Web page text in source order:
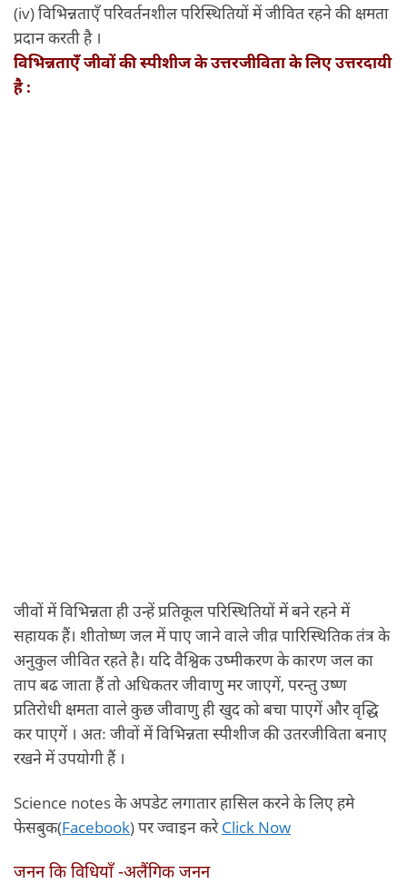
(iv) विभिन्नताएँ परिवर्तनशील परिस्थितियों में जीवित रहने की क्षमता
प्रदान करती है ।
विभिन्नताएँ जीवों की स्पीशीज के उत्तरजीविता के लिए उत्तरदायी
है :
जीवों में विभिन्नता ही उन्हें प्रतिकूल परिस्थितियों में बने रहने में
सहायक हैं। शीतोष्ण जल में पाए जाने वाले जीव़ पारिस्थितिक तंत्र के
अनुकुल जीवित रहते है। यदि वैश्विक उष्मीकरण के कारण जल का
ताप बढ जाता हैं तो अधिकतर जीवाणु मर जाएगें, परन्तु उष्ण
प्रतिरोधी क्षमता वाले कुछ जीवाणु ही खुद को बचा पाएगें और वृद्धि
कर पाएगें । अतः जीवों में विभिन्नता स्पीशीज की उतरजीविता बनाए
रखने में उपयोगी हैं ।
Science notes के अपडेट लगातार हासिल करने के लिए हमे
फेसबुक(Facebook) पर ज्वाइन करेClick Now
जनन कि विधियाँ -अलैंगिक जनन